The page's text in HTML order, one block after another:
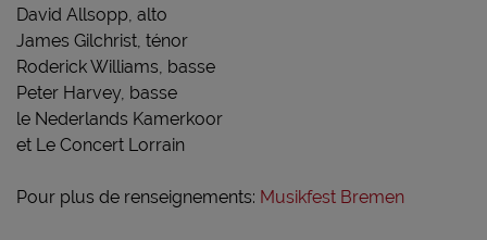
David Allsopp, alto
James Gilchrist, ténor
Roderick Williams, basse
Peter Harvey, basse
le Nederlands Kamerkoor
et Le Concert Lorrain
Pour plus de renseignements: Musikfest Bremen